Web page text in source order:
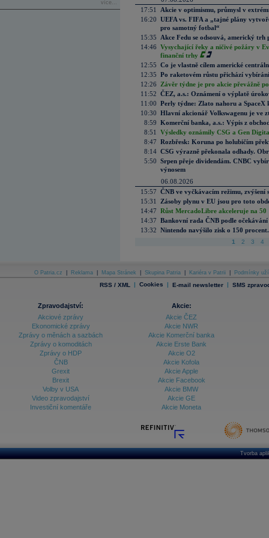
více...
17:51
Akcie v optimismu, průmysl v
16:20 UEFA vs. FIFA a „tajné plány
pro samotný fotbal“
15:35
Akce Fedu se odsouvá, americký
14:46 Vysychající řeky a ničivé požáry v
finanční trhy
12:55 Co je vlastně cílem americké
12:35 Po raketovém růstu přichází
12:26
Závěr týdne je pro akcie převážně
11:52 ČEZ, a.s.: Oznámení o výplatě
11:00 Perly týdne: Zlato nahoru a SpaceX
10:30 Hlavní akcionář Volkswagenu je ve
8:59 Komerční banka, a.s.: Výpis z
8:51
Výsledky oznámily CSG a Gen
8:47 Rozbřesk: Koruna po holubičím
8:14 CSG výrazně překonala odhady.
5:50 Srpen přeje dividendám. CNBC
výnosem
06.08.2026
15:57 ČNB ve vyčkávacím režimu, zvýšení
15:31
Zásoby plynu v EU jsou pro toto
14:47 Růst MercadoLibre akceleruje na
14:37 Bankovní rada ČNB podle
13:32 Nintendo navýšilo zisk o 150
1 2 3 4
O Patria.cz Reklama Mapa Stránek Skupina Patria Kariéra v Patrii Podmínky
RSS / XML | Cookies | E-mail newsletter | SMS
Zpravodajství:
Akciové zprávy
Ekonomické zprávy
Zprávy o měnách a sazbách
Zprávy o komoditách
Zprávy o HDP
ČNB
Grexit
Brexit
Volby v USA
Video zpravodajství
Investiční komentáře
Akcie:
Akcie ČEZ
Akcie NWR
Akcie Komerční banka
Akcie Erste Bank
Akcie O2
Akcie Kofola
Akcie Apple
Akcie Facebook
Akcie BMW
Akcie GE
Akcie Moneta
Tvorba